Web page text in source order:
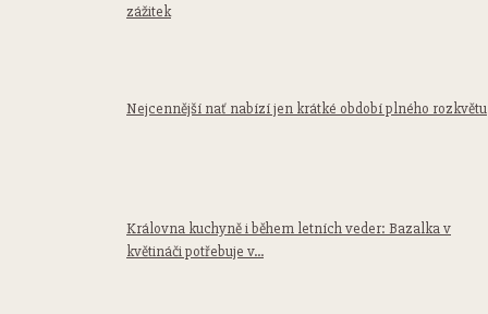
zážitek
Nejcennější nať nabízí jen krátké období plného rozkvětu
Královna kuchyně i během letních veder: Bazalka v
květináči potřebuje v...